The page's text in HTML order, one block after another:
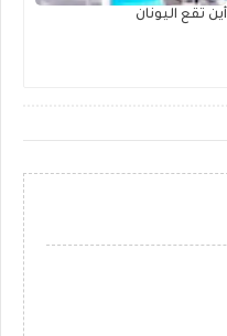
أين تقع اليونان